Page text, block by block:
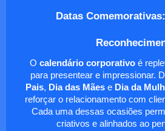
Datas
O calendário corporativo é
para presentear e impressionar.
Pais, Dia das Mãese Dia da
reforçar o relacionamento com
Cada uma dessas ocasiões
criativos e alinhados ao